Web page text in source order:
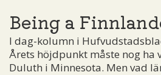
Being a
I dag-kolumn i
Årets höjdpunkt måste nog ha
Duluth i Minnesota. Men vad